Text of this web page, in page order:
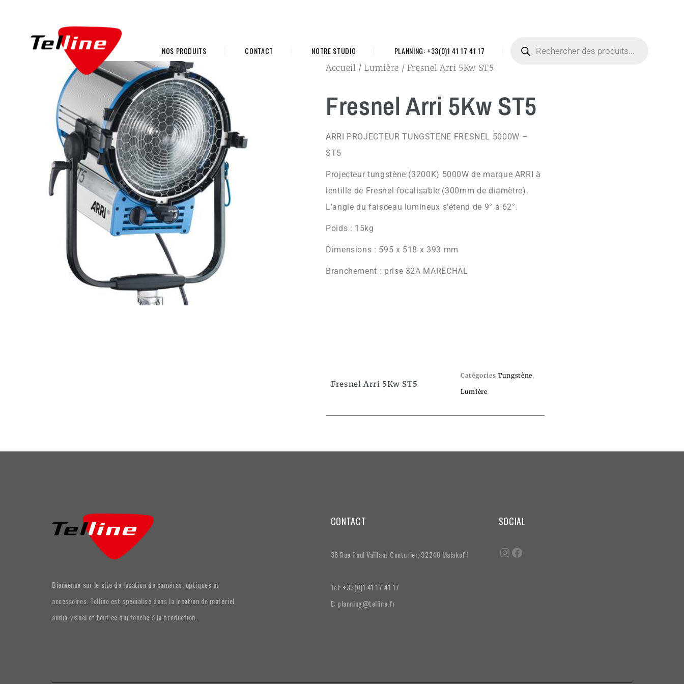
NOS PRODUITS CONTACT NOTRE STUDIO PLANNING: +33(0)1 41 17 41 17
Accueil /Lumière / Fresnel Arri 5Kw ST5
Fresnel Arri 5Kw ST5
ARRI PROJECTEUR TUNGSTENE FRESNEL 5000W –
ST5
Projecteur tungstène (3200K) 5000W de marque ARRI à
lentille de Fresnel focalisable (300mm de diamètre).
L’angle du faisceau lumineux s’étend de 9° à 62°.
Poids : 15kg
Dimensions : 595 x 518 x 393 mm
Branchement : prise 32A MARECHAL
Fresnel Arri 5Kw ST5
Catégories Tungstène,
Lumière
Bienvenue sur le site de location de caméras, optiques et
accessoires. Telline est spécialisé dans la location de matériel
audio-visuel et tout ce qui touche à la production.
CONTACT
38 Rue Paul Vaillant Couturier, 92240 Malakoff
Tel: +33(0)1 41 17 41 17
E: planning@telline.fr
SOCIAL